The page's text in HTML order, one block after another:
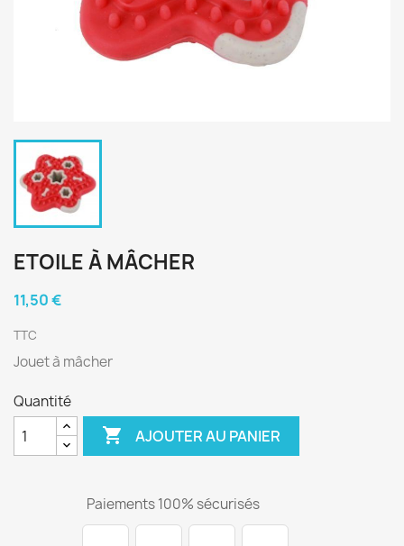
ETOILE À MÂCHER
11,50 €
TTC
Jouet à mâcher
Quantité
 AJOUTER AU PANIER
Paiements 100% sécurisés